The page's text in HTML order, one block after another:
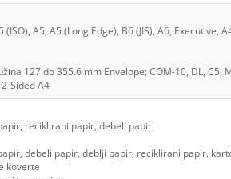
(ISO), A5, A5 (Long Edge), B6 (JIS), A6, Executive,
127 do 355.6 mm Envelope; COM-10, DL, C5,
Sided A4
reciklirani papir, debeli papir
debeli papir, deblji papir, reciklirani papir,
koverte